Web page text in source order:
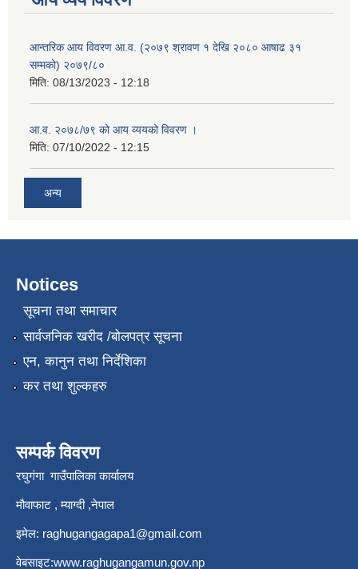
आन्तरिक आय विवरण आ.व. (२०७९ श्रावण १ देखि २०८० आषाढ ३१
सम्मको) २०७९/८०
मिति: 08/13/2023 - 12:18
आ.व. २०७८/७९ को आय व्ययको विवरण ।
मिति: 07/10/2022 - 12:15
अन्य
Notices
सूचना तथा समाचार
सार्वजनिक खरीद /बोलपत्र सूचना
एन, कानुन तथा निर्देशिका
कर तथा शुल्कहरु
सम्पर्क विवरण
रघुगंगा गाउँपालिका कार्यालय
मौवाफाट , म्याग्दी ,नेपाल
इमेल: raghugangagapa1@gmail.com
वेबसाइट:www.raghugangamun.gov.np